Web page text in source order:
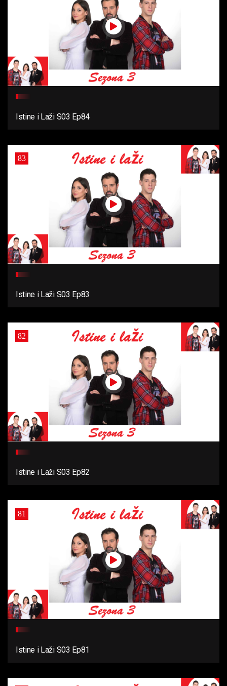
Istine i Laži S03 Ep84
83
Istine i Laži S03 Ep83
82
Istine i Laži S03 Ep82
81
Istine i Laži S03 Ep81